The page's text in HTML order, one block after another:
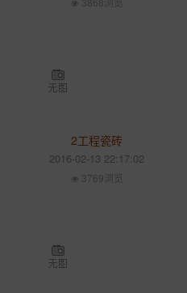
2工程瓷砖
2016-02-13 22:17:02
3769浏览